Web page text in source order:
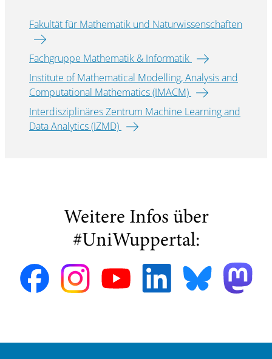
Fakultät für Mathematik und Naturwissenschaften
Fachgruppe Mathematik & Informatik
Institute of Mathematical Modelling, Analysis and
Computational Mathematics (IMACM)
Interdisziplinäres Zentrum Machine Learning and
Data Analytics (IZMD)
Weitere Infos über
#UniWuppertal: